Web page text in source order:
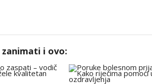
zanimati i ovo: